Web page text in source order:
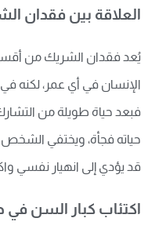
العلاقة بين فقدان
يُعد فقدان الشريك من أقسى
الإنسان في أي عمر، لكنه
فبعد حياة طويلة من
حياته فجأة، ويختفي الشخص
قد يؤدي إلى انهيار نفسي
اكتئاب كبار السن في